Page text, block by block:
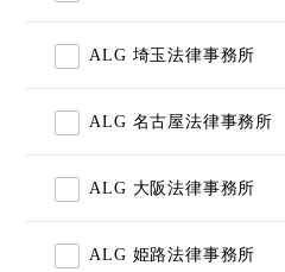
ALG 埼玉法律事務所
ALG 名古屋法律事務所
ALG 大阪法律事務所
ALG 姫路法律事務所